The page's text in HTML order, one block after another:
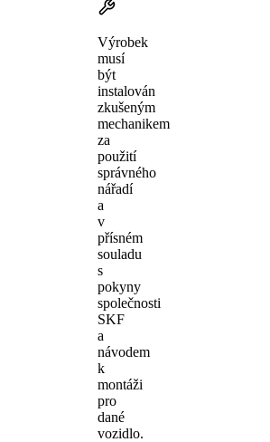
Výrobek
musí
být
instalován
zkušeným
mechanikem
za
použití
správného
nářadí
a
v
přísném
souladu
s
pokyny
společnosti
SKF
a
návodem
k
montáži
pro
dané
vozidlo.